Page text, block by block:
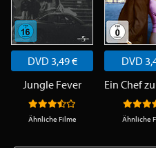
DVD 3,49 €
Jungle Fever
Ähnliche Filme
DVD
Ähnliche